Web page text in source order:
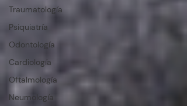
Traumatología
Psiquiatría
Odontología
Cardiología
Oftalmología
Neumología